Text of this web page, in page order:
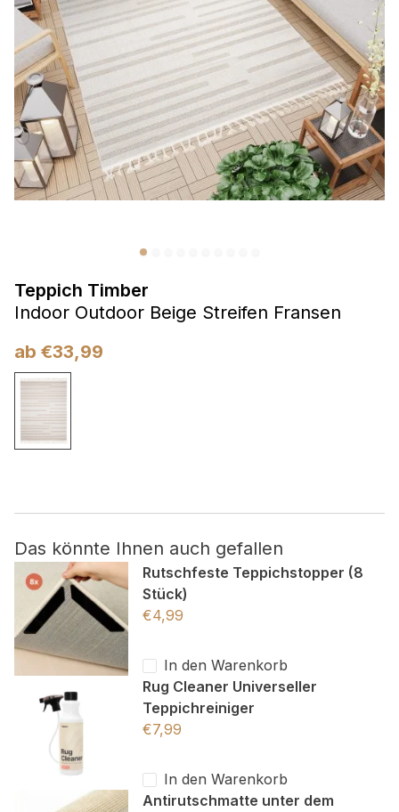
Teppich Timber
Indoor Outdoor Beige Streifen Fransen
ab €33,99
Das könnte Ihnen auch gefallen
Rutschfeste Teppichstopper (8
Stück)
€4,99
In den Warenkorb
Rug Cleaner Universeller
Teppichreiniger
€7,99
In den Warenkorb
Antirutschmatte unter dem
Präferenzen
Präferenz-Cookies ermöglichen es einer Website,
Informationen zu speichern, die die Art und Weise ändern,
wie die Website aussieht oder funktioniert, wie zum Beispiel
Ihre bevorzugte Sprache oder die Region, in der Sie sich
befinden.
Statistik
Marketing
Marketing-Cookies werden verwendet, um Benutzer über
Websites hinweg zu verfolgen. Das Ziel ist es, Anzeigen
anzuzeigen, die für den einzelnen Benutzer relevant und
ansprechend sind und somit wertvoller für Herausgeber und
Werbetreibende Dritter sind.
Nicht kategorisiert.
wurden.
Alle ablehnen
Meine Einstellungen speichern